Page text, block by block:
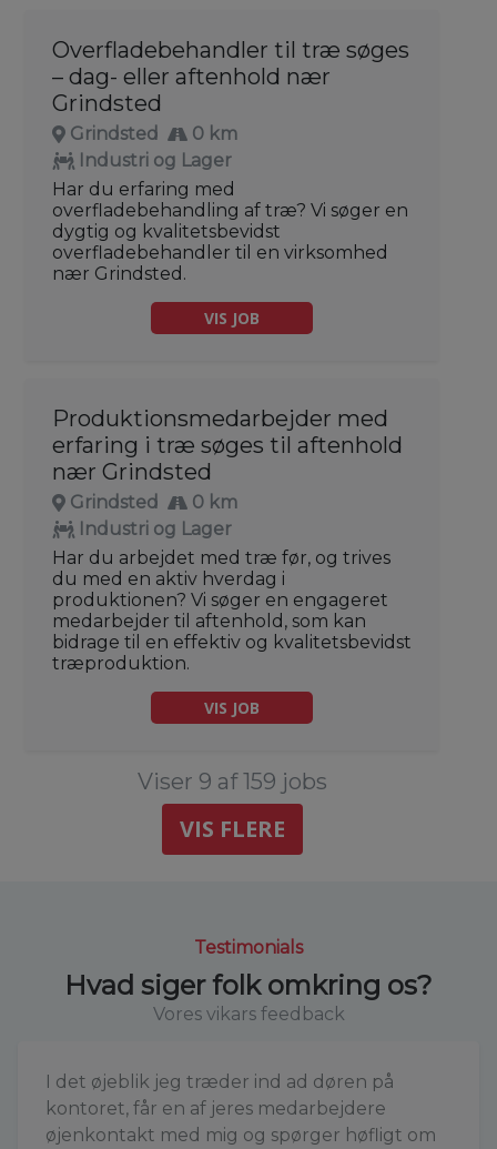
Overfladebehandler til træ søges
– dag- eller aftenhold nær
Grindsted
Grindsted
0 km
Industri og Lager
Har du erfaring med
overfladebehandling af træ? Vi søger en
dygtig og kvalitetsbevidst
overfladebehandler til en virksomhed
nær Grindsted.
VIS JOB
Produktionsmedarbejder med
erfaring i træ søges til aftenhold
nær Grindsted
Grindsted
0 km
Industri og Lager
Har du arbejdet med træ før, og trives
du med en aktiv hverdag i
produktionen? Vi søger en engageret
medarbejder til aftenhold, som kan
bidrage til en effektiv og kvalitetsbevidst
træproduktion.
VIS JOB
Viser 9 af 159 jobs
VIS FLERE
Testimonials
Hvad siger folk omkring os?
Vores vikars feedback
I det øjeblik jeg træder ind ad døren på
kontoret, får en af jeres medarbejdere
øjenkontakt med mig og spørger høfligt om